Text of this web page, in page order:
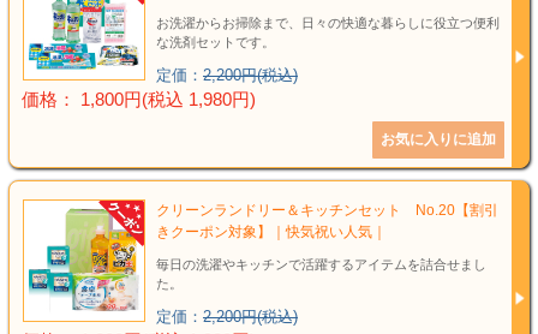
お洗濯からお掃除まで、日々の快適な暮らしに役立つ便利
な洗剤セットです。
定価： 2,200円(税込)
価格： 1,800円(税込 1,980円)
クリーンランドリー＆キッチンセット No.20【割引
きクーポン対象】｜快気祝い人気｜
毎日の洗濯やキッチンで活躍するアイテムを詰合せまし
た。
定価： 2,200円(税込)